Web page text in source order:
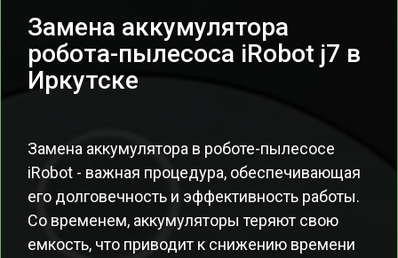
Замена аккумулятора
робота-пылесоса iRobot j7 в
Иркутске
Замена аккумулятора в роботе-пылесосе
iRobot - важная процедура, обеспечивающая
его долговечность и эффективность работы.
Со временем, аккумуляторы теряют свою
емкость, что приводит к снижению времени